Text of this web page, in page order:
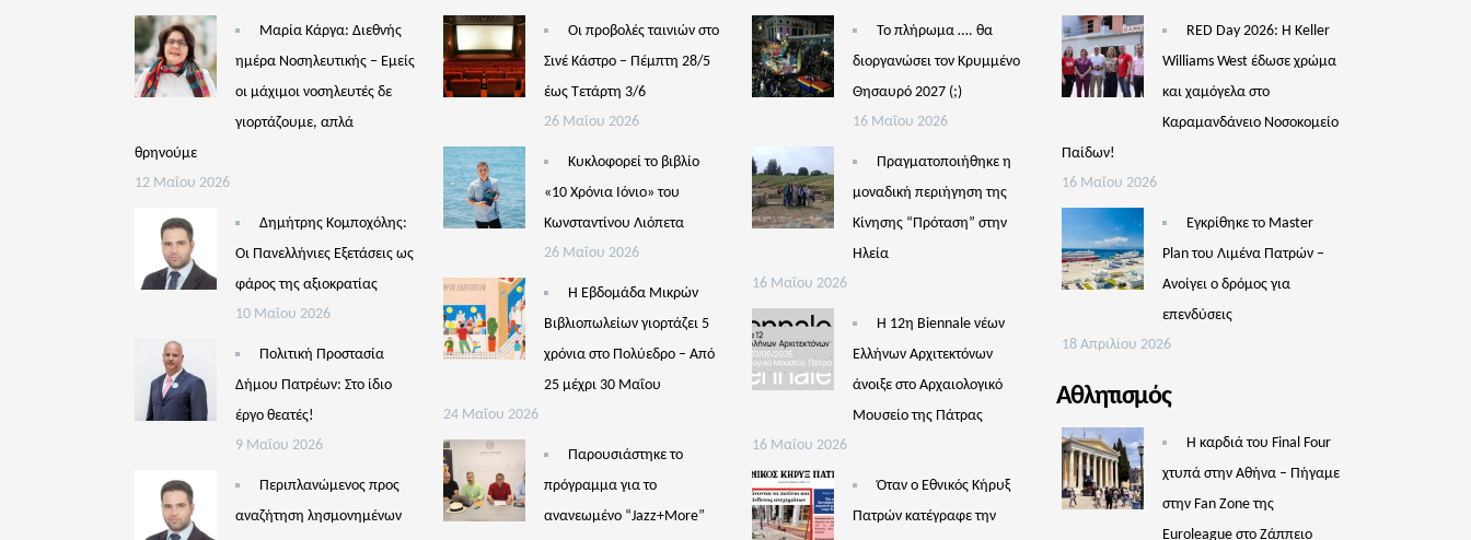
Μαρία Κάργα: Διεθνής
ημέρα Νοσηλευτικής – Εμείς
οι μάχιμοι νοσηλευτές δε
γιορτάζουμε, απλά
θρηνούμε
12 Μαΐου 2026
Δημήτρης Κομποχόλης:
Οι Πανελλήνιες Εξετάσεις ως
φάρος της αξιοκρατίας
10 Μαΐου 2026
Πολιτική Προστασία
Δήμου Πατρέων: Στο ίδιο
έργο θεατές!
9 Μαΐου 2026
Περιπλανώμενος προς
αναζήτηση λησμονημένων
Οι προβολές ταινιών στο
Σινέ Κάστρο – Πέμπτη 28/5
έως Τετάρτη 3/6
26 Μαΐου 2026
Κυκλοφορεί το βιβλίο
«10 Χρόνια Ιόνιο» του
Κωνσταντίνου Λιόπετα
26 Μαΐου 2026
Η Εβδομάδα Μικρών
Βιβλιοπωλείων γιορτάζει 5
χρόνια στο Πολύεδρο – Από
25 μέχρι 30 Μαΐου
24 Μαΐου 2026
Παρουσιάστηκε το
πρόγραμμα για το
ανανεωμένο “Jazz+More”
Το πλήρωμα …. θα
διοργανώσει τον Κρυμμένο
Θησαυρό 2027 (;)
16 Μαΐου 2026
Πραγματοποιήθηκε η
μοναδική περιήγηση της
Κίνησης “Πρόταση” στην
Ηλεία
16 Μαΐου 2026
Η 12η Biennale νέων
Ελλήνων Αρχιτεκτόνων
άνοιξε στο Αρχαιολογικό
Μουσείο της Πάτρας
16 Μαΐου 2026
Όταν ο Εθνικός Κήρυξ
Πατρών κατέγραφε την
RED Day 2026: Η Keller
Williams West έδωσε χρώμα
και χαμόγελα στο
Καραμανδάνειο Νοσοκομείο
Παίδων!
16 Μαΐου 2026
Εγκρίθηκε το Master
Plan του Λιμένα Πατρών –
Aνοίγει ο δρόμος για
επενδύσεις
18 Απριλίου 2026
Αθλητισμός
Η καρδιά του Final Four
χτυπά στην Αθήνα – Πήγαμε
στην Fan Zone της
Euroleague στο Ζάππειο